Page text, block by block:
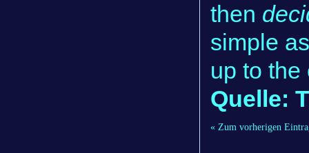
then
simple
up to the
Quelle:
« Zum vorherigen